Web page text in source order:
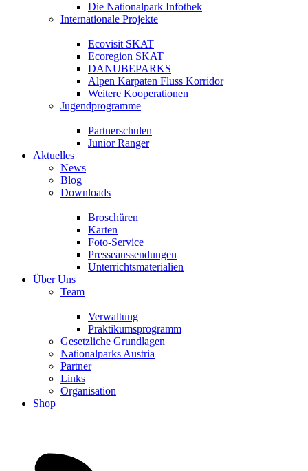
Die Nationalpark Infothek
Internationale Projekte
Ecovisit SKAT
Ecoregion SKAT
DANUBEPARKS
Alpen Karpaten Fluss Korridor
Weitere Kooperationen
Jugendprogramme
Partnerschulen
Junior Ranger
Aktuelles
News
Blog
Downloads
Broschüren
Karten
Foto-Service
Presseaussendungen
Unterrichtsmaterialien
Über Uns
Team
Verwaltung
Praktikumsprogramm
Gesetzliche Grundlagen
Nationalparks Austria
Partner
Links
Organisation
Shop